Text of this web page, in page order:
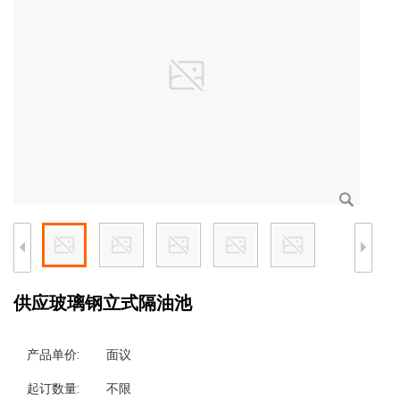
供应玻璃钢立式隔油池
产品单价: 面议
起订数量: 不限